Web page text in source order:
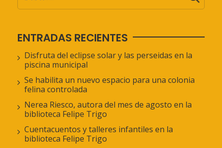
ENTRADAS RECIENTES
Disfruta del eclipse solar y las perseidas en la
piscina municipal
Se habilita un nuevo espacio para una colonia
felina controlada
Nerea Riesco, autora del mes de agosto en la
biblioteca Felipe Trigo
Cuentacuentos y talleres infantiles en la
biblioteca Felipe Trigo